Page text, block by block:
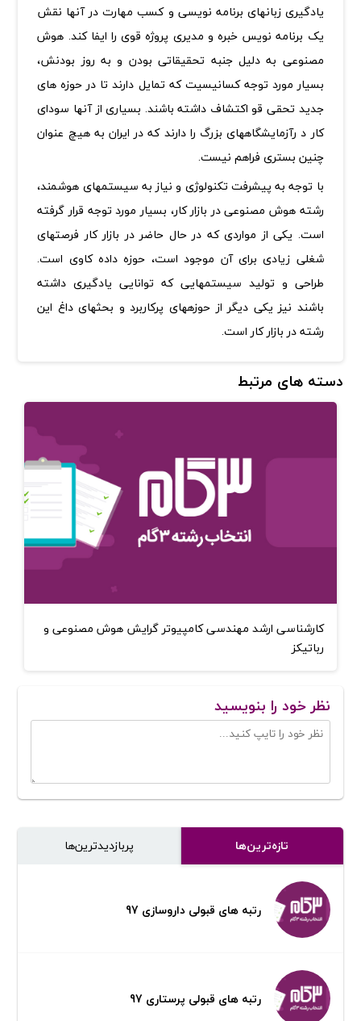
یادگیری زبانهای برنامه نویسی و کسب مهارت در آنها نقش
یک برنامه نویس خبره و مدیری پروژه قوی را ایفا کند. هوش
مصنوعی به دلیل جنبه تحقیقاتی بودن و به روز بودنش،
بسیار مورد توجه کسانیسیت که تمایل دارند تا در حوزه های
جدید تحقی قو اکتشاف داشته باشند. بسیاری از آنها سودای
کار د رآزمایشگاههای بزرگ را دارند که در ایران به هیچ عنوان
چنین بستری فراهم نیست.
با توجه به پیشرفت تکنولوژی و نیاز به سیستم­های هوشمند،
رشته هوش مصنوعی در بازار کار، بسیار مورد توجه قرار گرفته
است. یکی از مواردی که در حال حاضر در بازار کار فرصت­های
شغلی زیادی برای آن موجود است، حوزه داده کاوی است.
طراحی و تولید سیستم­هایی که توانایی یادگیری داشته
باشند نیز یکی دیگر از حوزه­های پرکاربرد و بحث­های داغ این
رشته در بازار کار است.
دسته های مرتبط
کارشناسی ارشد مهندسی کامپیوتر گرایش هوش مصنوعی و
رباتیکز
نظر خود را بنویسید
تازه‌ترین‌ها پر‌بازدیدترین‌ها
رتبه های قبولی داروسازی 97
رتبه های قبولی پرستاری 97